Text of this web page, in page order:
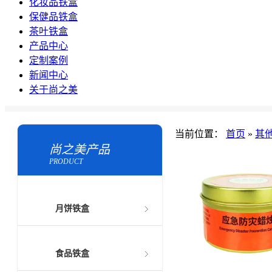
保健品铁盒
茶叶铁盒
产品中心
定制案例
新闻中心
关于尚之美
当前位置： 首页 » 其
尚之美产品
PRODUCT
月饼铁盒
食品铁盒